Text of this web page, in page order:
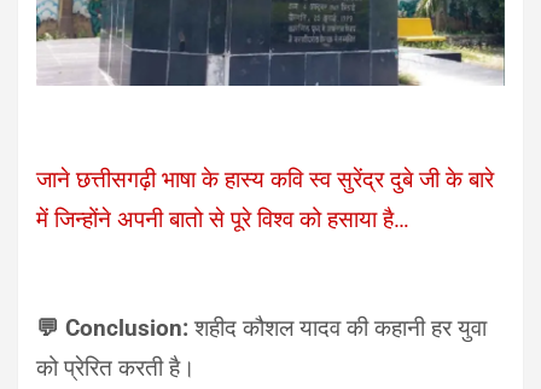
जाने छत्तीसगढ़ी भाषा के हास्य कवि स्व सुरेंद्र दुबे जी के बारे
में जिन्होंने अपनी बातो से पूरे विश्व को हसाया है…
💬 Conclusion: शहीद कौशल यादव की कहानी हर युवा
को प्रेरित करती है।